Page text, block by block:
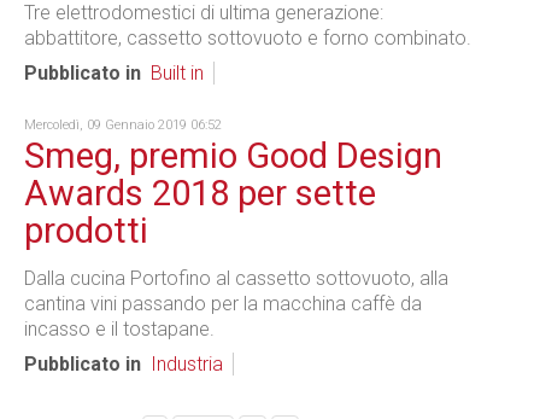
Tre elettrodomestici di ultima generazione:
abbattitore, cassetto sottovuoto e forno combinato.
Pubblicato in Built in
Mercoledì, 09 Gennaio 2019 06:52
Smeg, premio Good Design
Awards 2018 per sette
prodotti
Dalla cucina Portofino al cassetto sottovuoto, alla
cantina vini passando per la macchina caffè da
incasso e il tostapane.
Pubblicato in
Industria